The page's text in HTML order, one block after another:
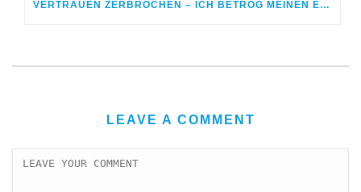
VERTRAUEN ZERBROCHEN – ICH BETROG MEINEN EHEPARTNER
LEAVE A COMMENT